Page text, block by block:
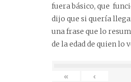
fuera básico, que
dijo que si quería
una frase que lo
de la edad de quien lo
« ‹